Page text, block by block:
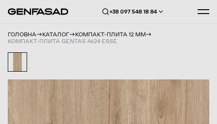
+38 097 548 18 84
ГОЛОВНА КАТАЛОГ
КОМПАКТ-ПЛИТА 12 ММ
КОМПАКТ-ПЛИТА GENTAS 4624 ESSE